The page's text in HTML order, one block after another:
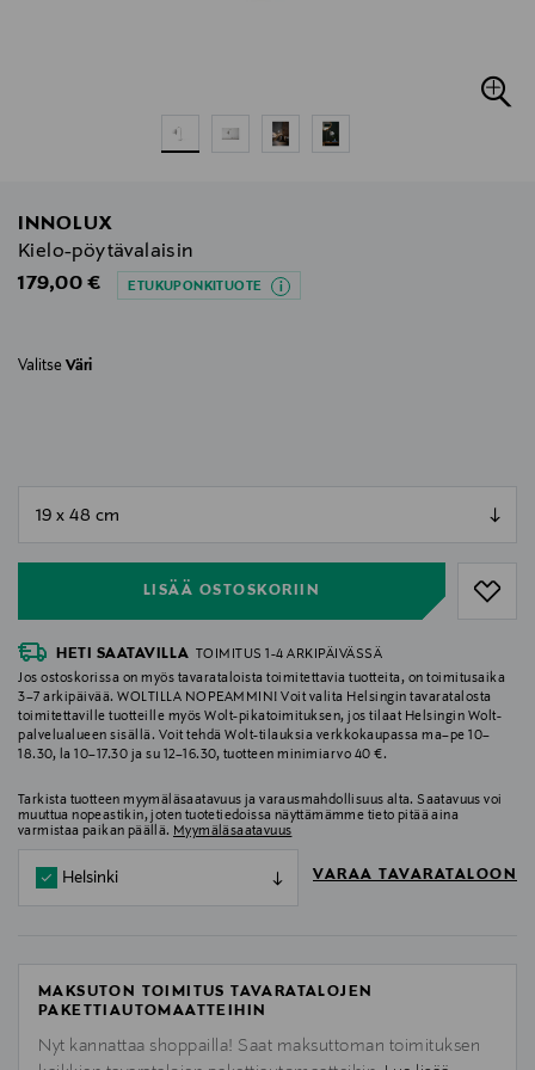
INNOLUX
Kielo-pöytävalaisin
Original Price
179,00 € ETUKUPONKITUOTE
Valitse Väri
LISÄÄ OSTOSKORIIN
HETI SAATAVILLA
TOIMITUS 1-4 ARKIPÄIVÄSSÄ
Jos ostoskorissa on myös tavarataloista toimitettavia tuotteita, on toimitusaika
3–7 arkipäivää. WOLTILLA NOPEAMMIN! Voit valita Helsingin tavaratalosta
toimitettaville tuotteille myös Wolt-pikatoimituksen, jos tilaat Helsingin Wolt-
palvelualueen sisällä. Voit tehdä Wolt-tilauksia verkkokaupassa ma–pe 10–
18.30, la 10–17.30 ja su 12–16.30, tuotteen minimiarvo 40 €.
Tarkista tuotteen myymäläsaatavuus ja varausmahdollisuus alta. Saatavuus voi
muuttua nopeastikin, joten tuotetiedoissa näyttämämme tieto pitää aina
varmistaa paikan päällä. Myymäläsaatavuus
Helsinki VARAA TAVARATALOON
MAKSUTON TOIMITUS TAVARATALOJEN
PAKETTIAUTOMAATTEIHIN
Nyt kannattaa shoppailla! Saat maksuttoman toimituksen